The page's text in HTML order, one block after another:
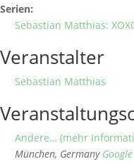
Serien:
Sebastian Matthias:
Veranstalter
Sebastian Matthias
Andere… (mehr
München, Germany